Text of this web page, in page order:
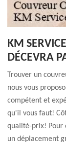
KM
DÉCEVRA
Trouver un
nous vous
compétent et
qu'il vous faut!
qualité-prix! Pour
un déplacement